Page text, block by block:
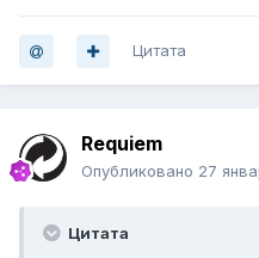
Цитата
Requiem
Опубликовано 27
Цитата